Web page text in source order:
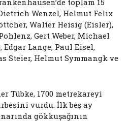
Wenzel, Helmut Felix
Walter Heisig (Eisler),
Gert Weber, Michael
Lange, Paul Eisel,
Steier, Helmut Symmangk ve
Tübke, 1700 metrekareyi
vurdu. İlk beş ay
gökkuşağının